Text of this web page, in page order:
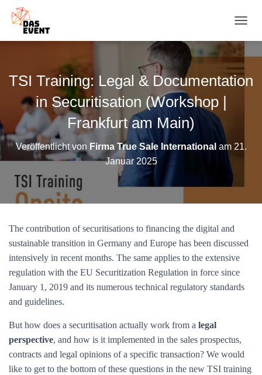
A
I
G
A
M
H
N
TSI Training: Legal & Documentation
in Securitisation (Workshop |
Frankfurt am Main)
Veröffentlicht von Firma True Sale International am 21.
Januar 2025
The contribution of securitisations to financing the digital and
sustainable transition in Germany and Europe has been discussed
intensively in recent months. The same applies to the extensive
regulation with the EU Securitization Regulation in force since
January 1, 2019 and its numerous technical regulatory standards
and guidelines.
But how does a securitisation actually work from a legal
perspective, and how is it implemented in the sales prospectus,
contracts and legal opinions of a specific transaction? We would
like to get to the bottom of these questions in the new TSI training